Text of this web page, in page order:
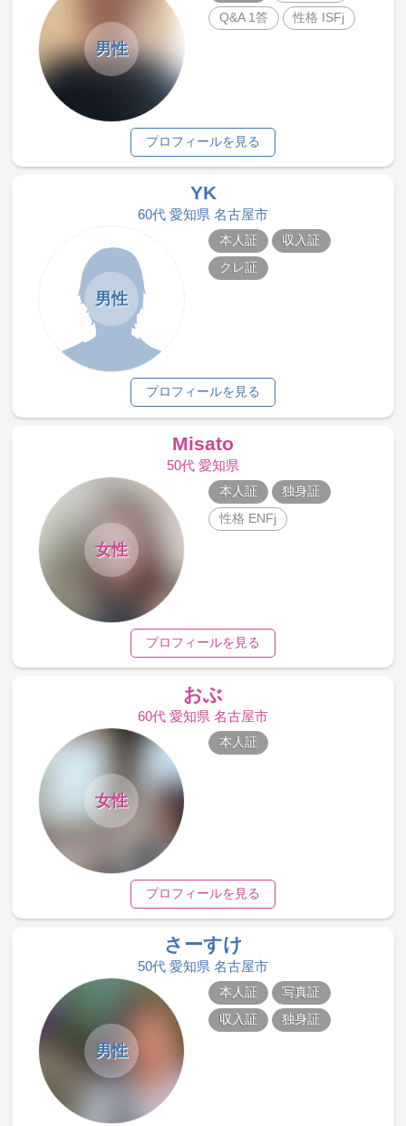
男性
Q&A 1答
性格 ISFj
プロフィールを見る
YK
60代 愛知県 名古屋市
男性
本人証
収入証
クレ証
プロフィールを見る
Misato
50代 愛知県
女性
本人証
独身証
性格 ENFj
プロフィールを見る
おぶ
60代 愛知県 名古屋市
女性
本人証
プロフィールを見る
さーすけ
50代 愛知県 名古屋市
男性
本人証
写真証
収入証
独身証